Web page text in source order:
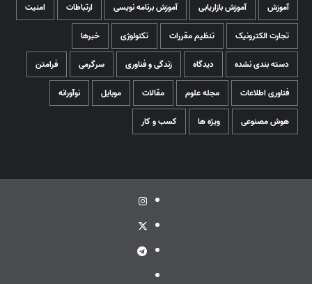
آموزش آموزش بازاریابی آموزش برنامه نویسی ارتباطات امنیت
تجارت الکترونیک تنظیم مقررات تکنولوژی خبرها
دسته بندی نشده دیدگاه زندگی و فناوری سرگرمی فرامتن
فناوری اطلاعات مجله علوم مقالات موبایل نوآورانه
هوش مصنوعی ویژه ها کسب و کار
اینستاگرام
توئیتر
تلگرام